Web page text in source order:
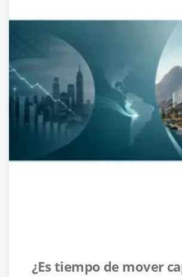
¿Es tiempo de mover